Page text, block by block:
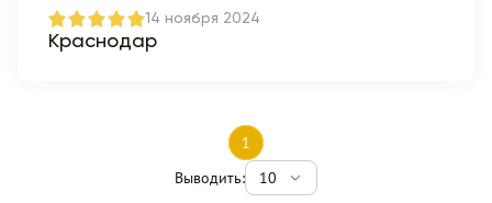
14 ноября 2024
Краснодар
1
Выводить:
10